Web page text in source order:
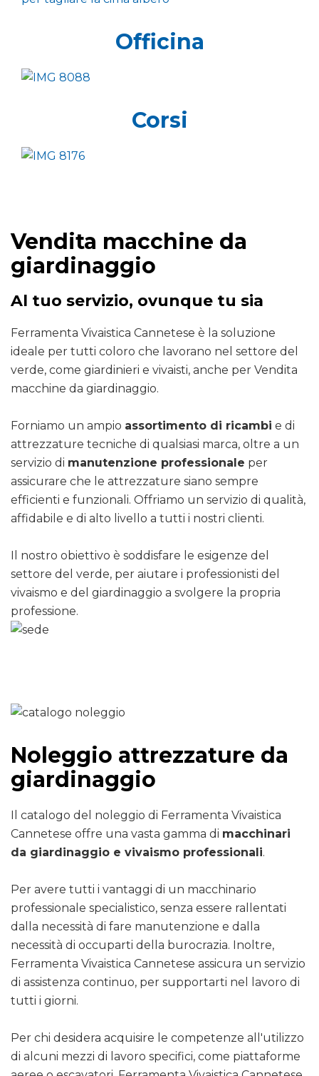
Officina
Corsi
Vendita macchine da
giardinaggio
Al tuo servizio, ovunque tu sia
Ferramenta Vivaistica Cannetese è la soluzione
ideale per tutti coloro che lavorano nel settore del
verde, come giardinieri e vivaisti, anche per Vendita
macchine da giardinaggio.
Forniamo un ampio assortimento di ricambi e di
attrezzature tecniche di qualsiasi marca, oltre a un
servizio di manutenzione professionale per
assicurare che le attrezzature siano sempre
efficienti e funzionali. Offriamo un servizio di qualità,
affidabile e di alto livello a tutti i nostri clienti.
Il nostro obiettivo è soddisfare le esigenze del
settore del verde, per aiutare i professionisti del
vivaismo e del giardinaggio a svolgere la propria
professione.
Noleggio attrezzature da
giardinaggio
Il catalogo del noleggio di Ferramenta Vivaistica
Cannetese offre una vasta gamma di macchinari
da giardinaggio e vivaismo professionali.
Per avere tutti i vantaggi di un macchinario
professionale specialistico, senza essere rallentati
dalla necessità di fare manutenzione e dalla
necessità di occuparti della burocrazia. Inoltre,
Ferramenta Vivaistica Cannetese assicura un servizio
di assistenza continuo, per supportarti nel lavoro di
tutti i giorni.
Per chi desidera acquisire le competenze all'utilizzo
di alcuni mezzi di lavoro specifici, come piattaforme